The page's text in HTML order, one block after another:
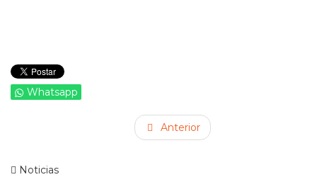
Whatsapp
Anterior
Noticias